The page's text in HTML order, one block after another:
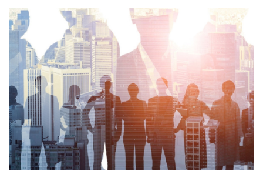
イベント・セミナー
インタビュー
就活成功ガイド
ナレッジ
リファレンス
プラン
個人向けプラン
法人向けプラン
学校向けプラン
評価結果一覧
再チャレンジ結果一覧
Tech Team Journal
paiza times
note
paizaとは？